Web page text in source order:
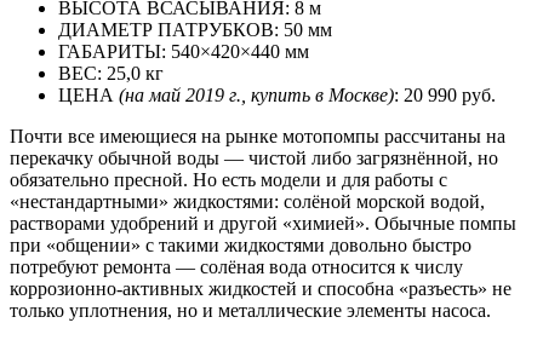
ВЫСОТА ВСАСЫВАНИЯ: 8 м
ДИАМЕТР ПАТРУБКОВ: 50 мм
ГАБАРИТЫ: 540×420×440 мм
ВЕС: 25,0 кг
ЦЕНА (на май 2019 г., купить в Москве): 20 990 руб.
Почти все имеющиеся на рынке мотопомпы рассчитаны на
перекачку обычной воды — чистой либо загрязнённой, но
обязательно пресной. Но есть модели и для работы с
«нестандартными» жидкостями: солёной морской водой,
растворами удобрений и другой «химией». Обычные помпы
при «общении» с такими жидкостями довольно быстро
потребуют ремонта — солёная вода относится к числу
коррозионно-активных жидкостей и способна «разъесть» не
только уплотнения, но и металлические элементы насоса.